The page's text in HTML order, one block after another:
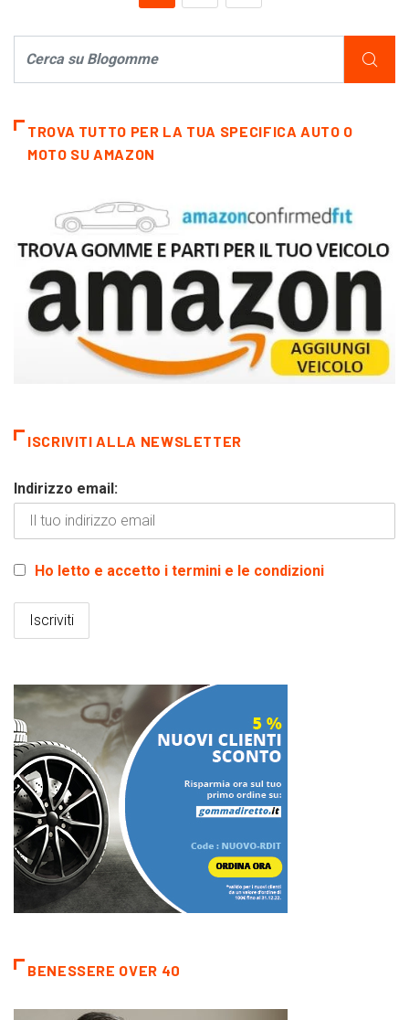
TROVA TUTTO PER LA TUA SPECIFICA AUTO O
MOTO SU AMAZON
ISCRIVITI ALLA NEWSLETTER
Indirizzo email:
Ho letto e accetto i termini e le condizioni
BENESSERE OVER 40